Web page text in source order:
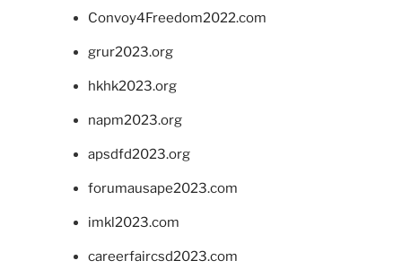
Convoy4Freedom2022.com
grur2023.org
hkhk2023.org
napm2023.org
apsdfd2023.org
forumausape2023.com
imkl2023.com
careerfaircsd2023.com